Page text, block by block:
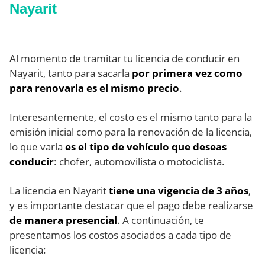
Nayarit
Al momento de tramitar tu licencia de conducir en
Nayarit, tanto para sacarla por primera vez como
para renovarla es el mismo precio.
Interesantemente, el costo es el mismo tanto para la
emisión inicial como para la renovación de la licencia,
lo que varía es el tipo de vehículo que deseas
conducir: chofer, automovilista o motociclista.
La licencia en Nayarittiene una vigencia de 3 años,
y es importante destacar que el pago debe realizarse
de manera presencial. A continuación, te
presentamos los costos asociados a cada tipo de
licencia: